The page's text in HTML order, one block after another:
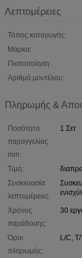
Λεπτομέρειες
Τόπος καταγωγής:
Μάρκα:
Πιστοποίηση:
Αριθμό μοντέλου:
Πληρωμής &
Ποσότητα
παραγγελίας
min:
1 Σετ
Τιμή:
Συσκευασία
λεπτομέρειες:
Χρόνος
παράδοσης:
30
Όροι
πληρωμής:
L/C,